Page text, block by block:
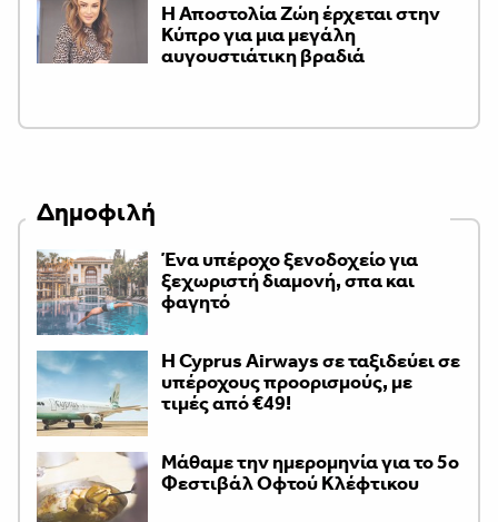
Η Αποστολία Ζώη έρχεται στην
Κύπρο για μια μεγάλη
αυγουστιάτικη βραδιά
Δημοφιλή
Ένα υπέροχο ξενοδοχείο για
ξεχωριστή διαμονή, σπα και
φαγητό
H Cyprus Airways σε ταξιδεύει σε
υπέροχους προορισμούς, με
τιμές από €49!
Μάθαμε την ημερομηνία για το 5ο
Φεστιβάλ Οφτού Κλέφτικου